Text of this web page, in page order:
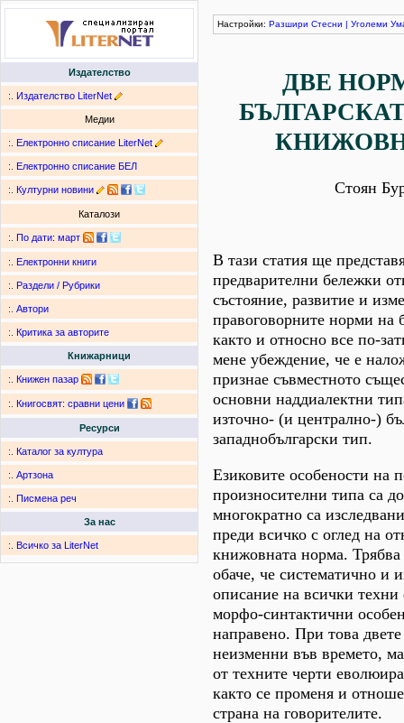
Издателство
:. Издателство LiterNet
Медии
:. Електронно списание LiterNet
:. Електронно списание БЕЛ
:. Културни новини
Каталози
:. По дати: март
:. Електронни книги
:. Раздели / Рубрики
:. Автори
:. Критика за авторите
Книжарници
:. Книжен пазар
:. Книгосвят: сравни цени
Ресурси
:. Каталог за култура
:. Артзона
:. Писмена реч
За нас
:. Всичко за LiterNet
Настройки: Разшири Стесни | Уголеми
ДВЕ
Стоян
В тази статия ще
предварителни бележки
състояние, развитие и
правоговорните норми на
както и относно все по-
мене убеждение, че е
признае съвместното
основни наддиалектни
източно- (и централно-)
западнобългарски тип.
Езиковите особености на
произносителни типа са
многократно са
преди всичко с оглед на
книжовната норма. Трябва
обаче, че систематично и
описание на всички
морфо-синтактични
направено. При това
неизменни във времето,
от техните черти
както се променя и
страна на говорителите.